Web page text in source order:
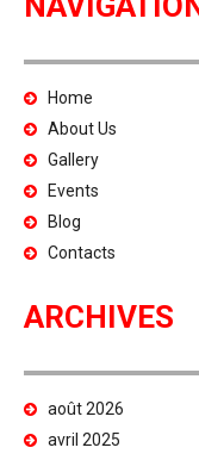
Home
About Us
Gallery
Events
Blog
Contacts
ARCHIVES
août 2026
avril 2025